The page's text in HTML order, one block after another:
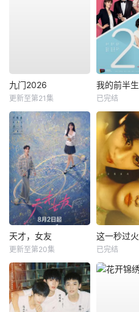
九门2026
更新至第21集
我的前半生
已完结
天才，女友
更新至第20集
这一秒过火
已完结